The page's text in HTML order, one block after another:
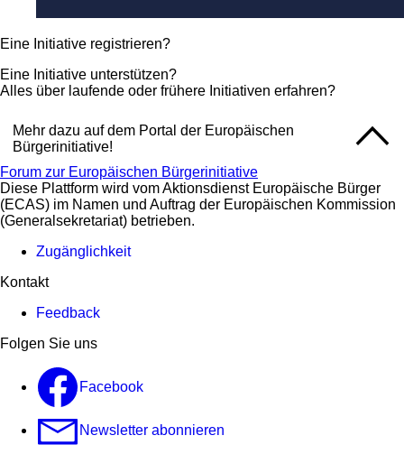
Eine Initiative registrieren?
Eine Initiative unterstützen?
Alles über laufende oder frühere Initiativen erfahren?
Mehr dazu auf dem Portal der Europäischen
Bürgerinitiative!
Forum zur Europäischen Bürgerinitiative
Diese Plattform wird vom Aktionsdienst Europäische Bürger
(ECAS) im Namen und Auftrag der Europäischen Kommission
(Generalsekretariat) betrieben.
Zugänglichkeit
Kontakt
Feedback
Folgen Sie uns
Facebook
Newsletter abonnieren